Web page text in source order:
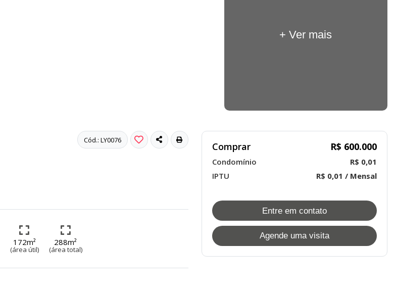
+ Ver mais
Cód.: LY0076
172m²
(área útil)
288m²
(área total)
Comprar R$ 600.000
Condomínio
R$ 0,01
IPTU
R$ 0,01 / Mensal
Entre em contato
Agende uma visita